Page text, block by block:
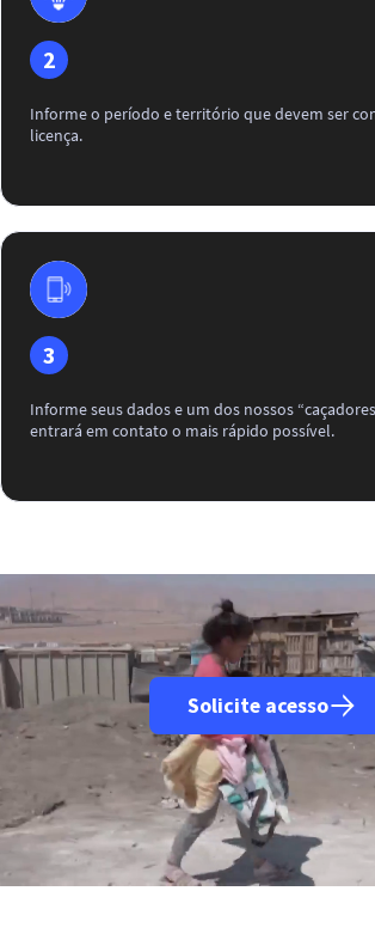
2
Informe o período e território que devem ser
licença.
3
Informe seus dados e um dos nossos
entrará em contato o mais rápido possível.
Solicite acesso